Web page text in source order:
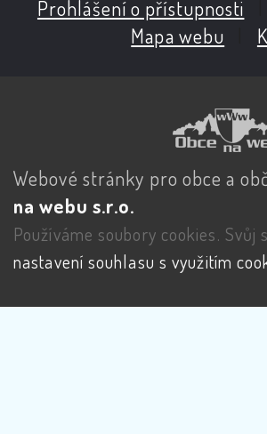
Prohlášení o přístupnosti
Mapa webu
Webové stránky pro obce a
na webu s.r.o.
Používáme soubory cookies.
nastavení souhlasu s využitím